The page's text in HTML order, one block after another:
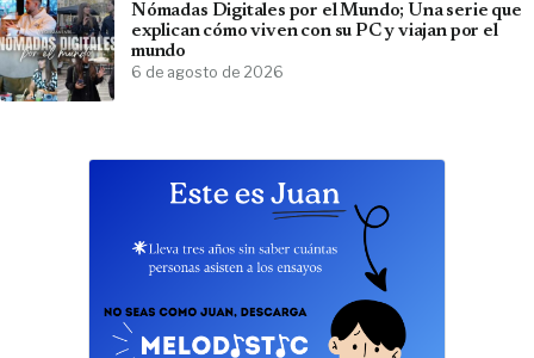
Nómadas Digitales por el Mundo; Una serie que
explican cómo viven con su PC y viajan por el
mundo
6 de agosto de 2026